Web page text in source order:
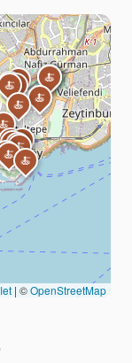
🍝
🍝
🍝
🍝🍝
🍝
🍝
🍝
🍝
🍝
🍝
🍝
🍝
🍝
🍝
🍝🍝
🍝
| ©OpenStreetMap